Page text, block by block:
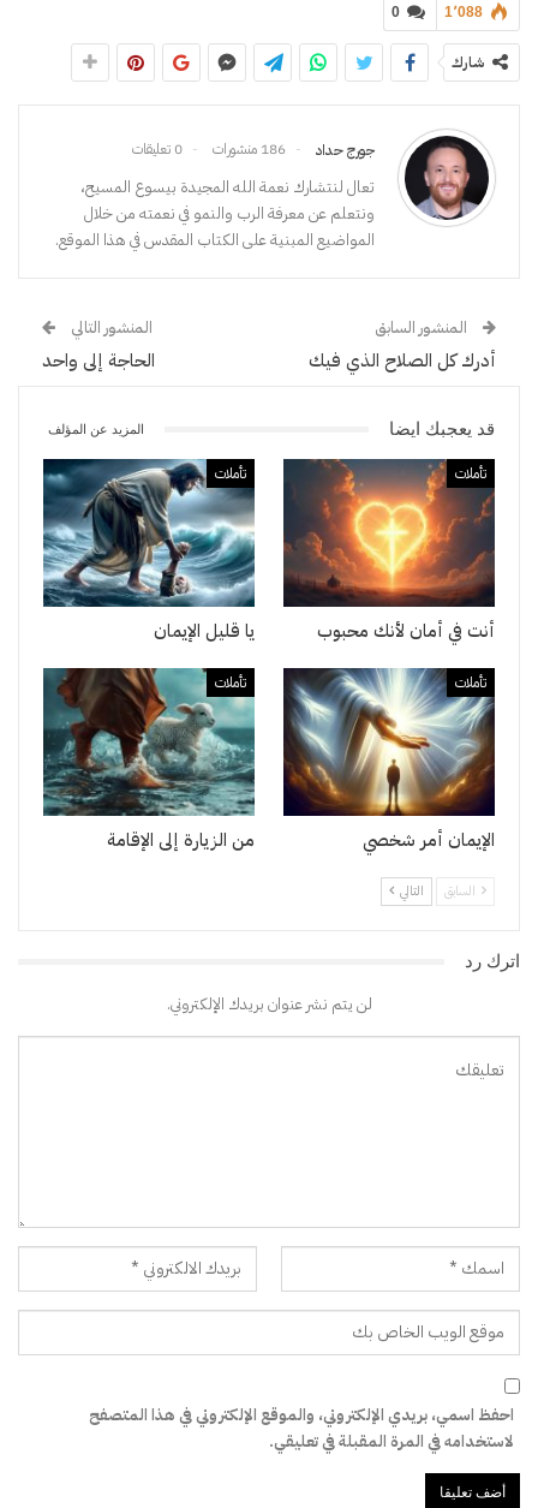
0 1٬088
شارك
جورج حداد 186 منشورات 0 تعليقات
تعال لنتشارك نعمة الله المجيدة بيسوع المسيح،
ونتعلم عن معرفة الرب والنمو في نعمته من خلال
المواضيع المبنية على الكتاب المقدس في هذا الموقع.
المنشور السابق
أدرك كل الصلاح الذي فيك
المنشور التالي
الحاجة إلى واحد
قد يعجبك ايضا المزيد عن المؤلف
تأملات
أنت في أمان لأنك محبوب
تأملات
يا قليل الإيمان
تأملات
الإيمان أمر شخصي
تأملات
من الزيارة إلى الإقامة
السابق التالي
اترك رد
لن يتم نشر عنوان بريدك الإلكتروني.
احفظ اسمي، بريدي الإلكتروني، والموقع الإلكتروني في هذا المتصفح
لاستخدامه في المرة المقبلة في تعليقي.